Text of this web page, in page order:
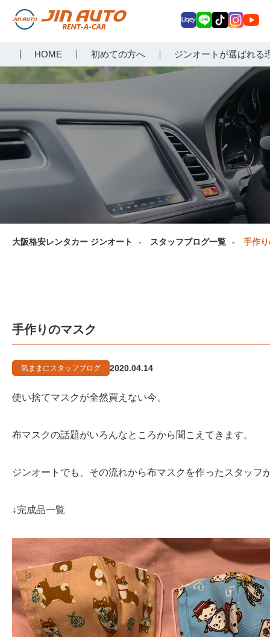
らジンオートレンタカー
HOME 初めての方へ ジンオートが選ばれる
ey E
Tokagr
am
uT
ub
大阪格安レンタカー ジンオート スタッフブログ一覧 手作
手作りのマスク
気ままにスタッフブログ 2020.04.14
使い捨てマスクが全然買えない今、
布マスクの話題がいろんなところから聞こえてきます。
ジンオートでも、その流れから布マスクを作ったスタッフ
↓完成品一覧